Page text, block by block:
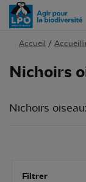
Accueil /
Nichoirs
Nichoirs
Filtrer